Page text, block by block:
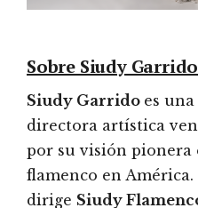
Sobre Siudy Garrido
Siudy Garrido es
directora artística
por su visión pionera
flamenco en América.
dirige Siudy